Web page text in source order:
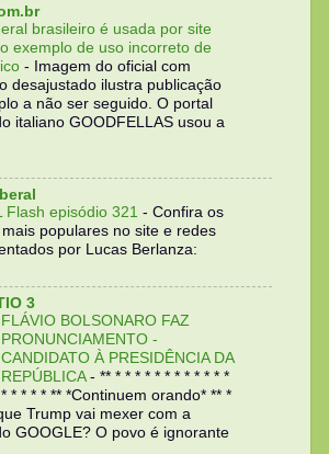
brasileiro é usada por site
exemplo de uso incorreto de
- Imagem do oficial com
desajustado ilustra publicação
a não ser seguido. O portal
italiano GOODFELLAS usou a
Flash episódio 321 - Confira os
populares no site e redes
por Lucas Berlanza:
3
FLÁVIO BOLSONARO FAZ
PRONUNCIAMENTO -
CANDIDATO À PRESIDÊNCIA DA
REPÚBLICA - ** * * * * * * * * * * * *
* * * * * ** *Continuem orando* ** *
Trump vai mexer com a
GOOGLE? O povo é ignorante